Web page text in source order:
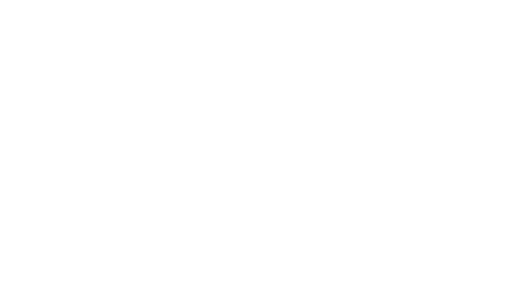
85 cm / 33 in, Couleur: Multicolore, Taille: M